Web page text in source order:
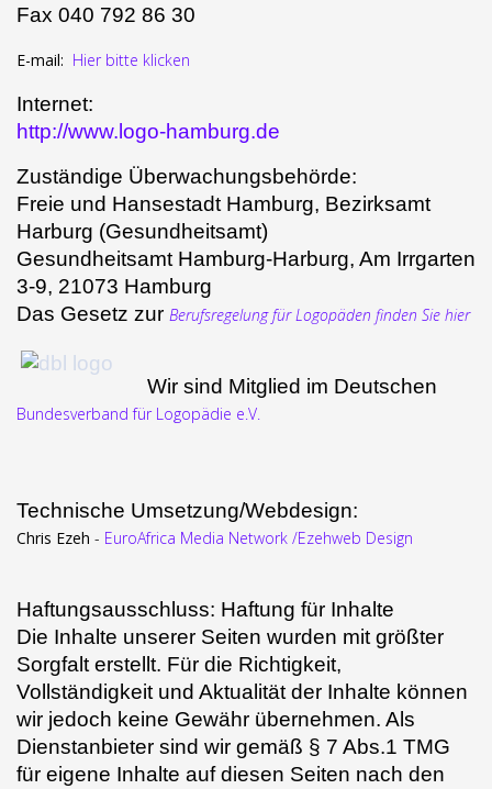
Fax 040 792 86 30
E-mail: Hier bitte klicken
Internet:
http://www.logo-hamburg.de
Zuständige Überwachungsbehörde:
Freie und Hansestadt Hamburg, Bezirksamt
Harburg (Gesundheitsamt)
Gesundheitsamt Hamburg-Harburg, Am Irrgarten
3-9, 21073 Hamburg
Das Gesetz zur Berufsregelung für Logopäden finden Sie hier
Wir sind Mitglied im Deutschen
Bundesverband für Logopädie e.V.
Technische Umsetzung/Webdesign:
Chris Ezeh - EuroAfrica Media Network /Ezehweb Design
Haftungsausschluss: Haftung für Inhalte
Die Inhalte unserer Seiten wurden mit größter
Sorgfalt erstellt. Für die Richtigkeit,
Vollständigkeit und Aktualität der Inhalte können
wir jedoch keine Gewähr übernehmen. Als
Dienstanbieter sind wir gemäß § 7 Abs.1 TMG
für eigene Inhalte auf diesen Seiten nach den